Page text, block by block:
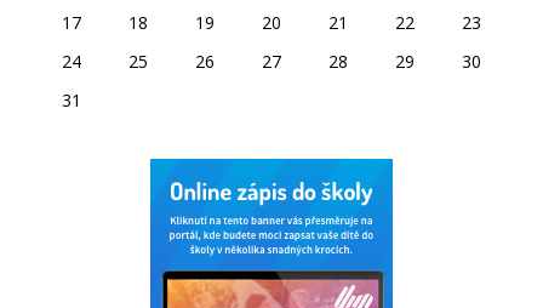
17
18 19 20 21 22
23
24
25 26 27 28 29
30
31